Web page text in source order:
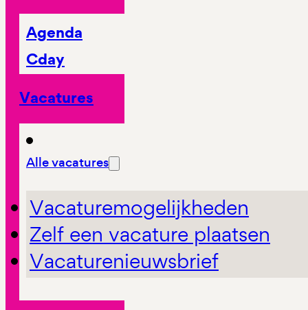
Agenda
Cday
Vacatures
Alle vacatures
Vacaturemogelijkheden
Zelf een vacature plaatsen
Vacaturenieuwsbrief